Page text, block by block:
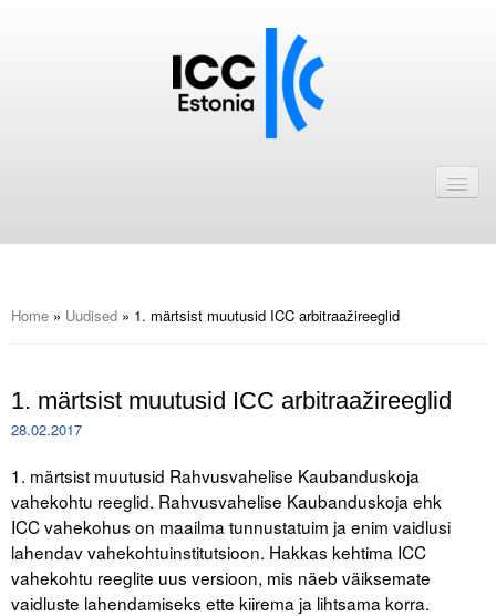
ICC Eesti liikmebaas
Astu ICC Eesti liikmeks!
ICC Eesti
Tegevused
Publikatsioonid
Home » Uudised » 1. märtsist muutusid ICC arbitraažireeglid
1. märtsist muutusid ICC arbitraažireeglid
28.02.2017
1. märtsist muutusid Rahvusvahelise Kaubanduskoja
vahekohtu reeglid. Rahvusvahelise Kaubanduskoja ehk
ICC vahekohus on maailma tunnustatuim ja enim vaidlusi
lahendav vahekohtuinstitutsioon. Hakkas kehtima ICC
vahekohtu reeglite uus versioon, mis näeb väiksemate
vaidluste lahendamiseks ette kiirema ja lihtsama korra.